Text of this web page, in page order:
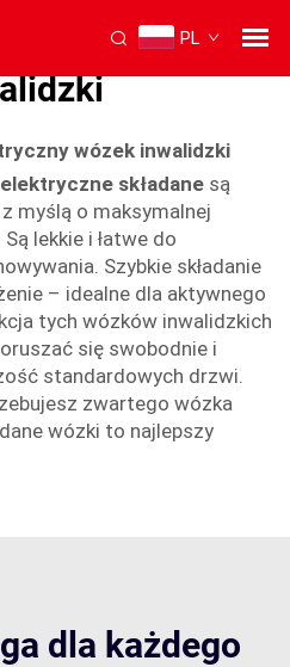
PL
wózek
wózek inwalidzki
składane są
myślą o maksymalnej
lekkie i łatwe do
Szybkie składanie
– idealne dla aktywnego
tych wózków inwalidzkich
się swobodnie i
standardowych drzwi.
zwartego wózka
wózki to najlepszy
dla każdego